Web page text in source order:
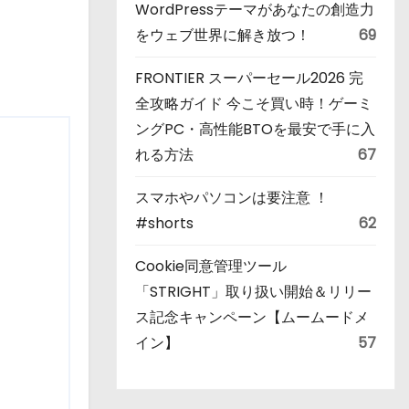
WordPressテーマがあなたの創造力
をウェブ世界に解き放つ！
69
FRONTIER スーパーセール2026 完
全攻略ガイド 今こそ買い時！ゲーミ
ングPC・高性能BTOを最安で手に入
れる方法
67
スマホやパソコンは要注意 ！
#shorts
62
Cookie同意管理ツール
「STRIGHT」取り扱い開始＆リリー
ス記念キャンペーン【ムームードメ
イン】
57